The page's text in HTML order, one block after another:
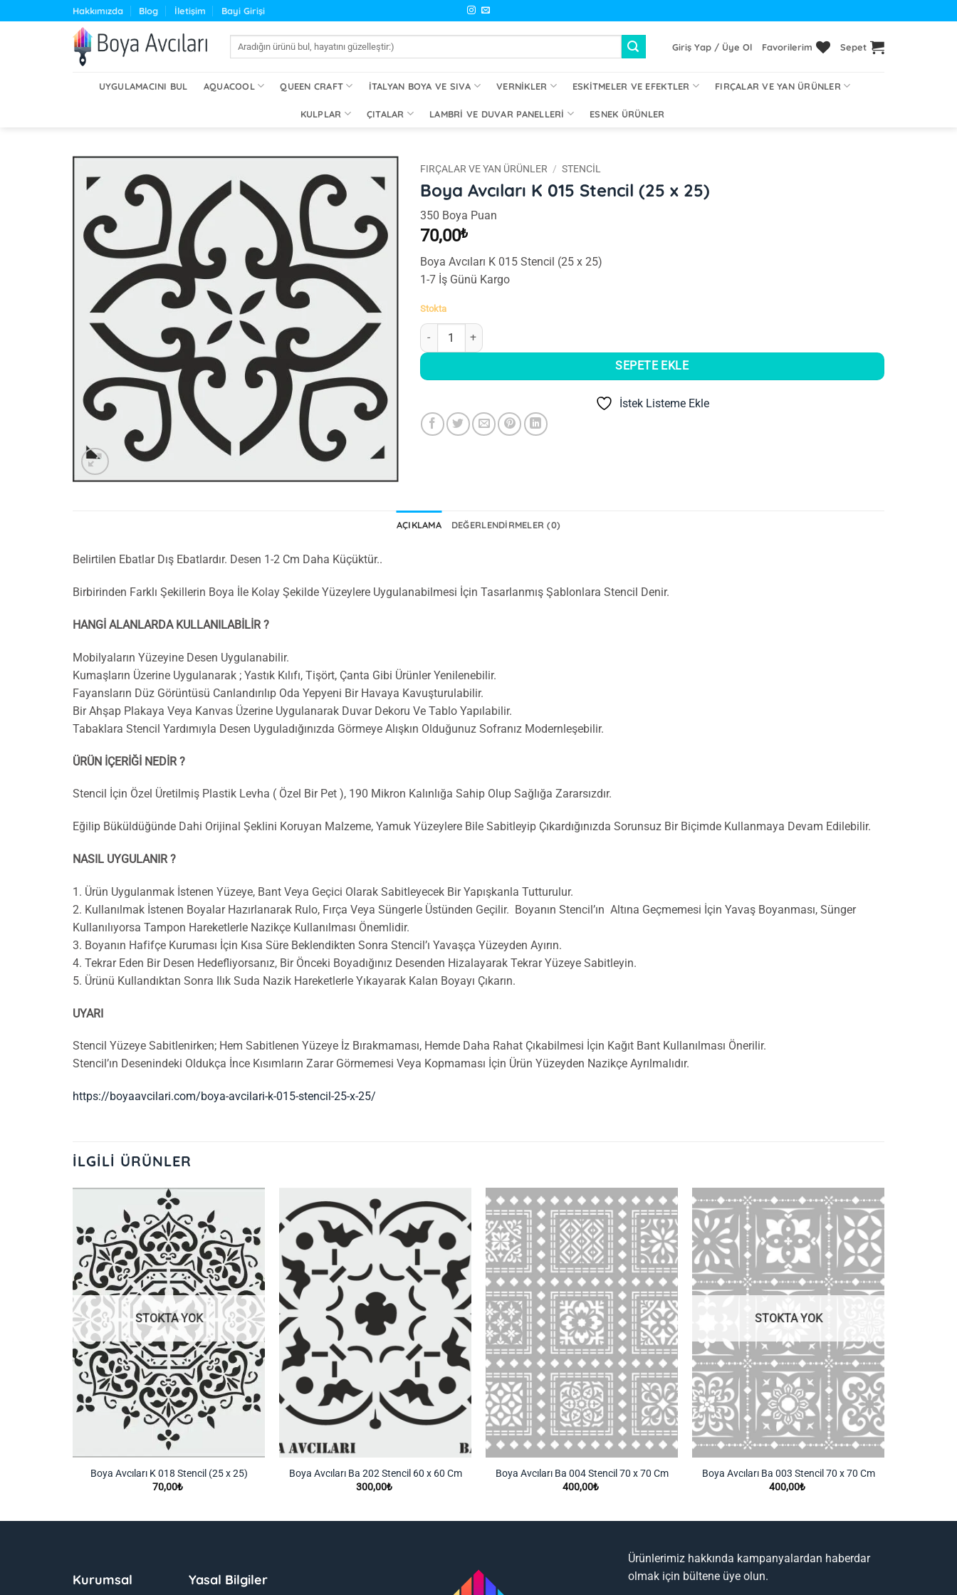
atla
Hakkımızda Blog İletişim Bayi Girişi
Giriş Yap / Üye Ol Favorilerim Sepet
UYGULAMACINI BUL AQUACOOL QUEEN CRAFT İTALYAN BOYA VE SIVA VERNIKLER ESKITMELER VE EFEKTLER FIRÇALAR VE YAN ÜRÜNLER
KULPLAR ÇITALAR LAMBRI VE DUVAR PANELLERI ESNEK ÜRÜNLER
Listeme
Ekle
FIRÇALAR VE YAN ÜRÜNLER / STENCIL
Boya Avcıları K 015 Stencil (25 x 25)
350 Boya Puan
70,00₺
Boya Avcıları K 015 Stencil (25 x 25)
1-7 İş Günü Kargo
Stokta
Boya Avcıları K 015 Stencil (25 x 25) adet
SEPETE EKLE
İstek Listeme Ekle
AÇIKLAMA DEĞERLENDIRMELER (0)
Belirtilen Ebatlar Dış Ebatlardır. Desen 1-2 Cm Daha Küçüktür..
Birbirinden Farklı Şekillerin Boya İle Kolay Şekilde Yüzeylere Uygulanabilmesi İçin Tasarlanmış Şablonlara Stencil Denir.
HANGİ ALANLARDA KULLANILABİLİR ?
Mobilyaların Yüzeyine Desen Uygulanabilir.
Kumaşların Üzerine Uygulanarak ; Yastık Kılıfı, Tişört, Çanta Gibi Ürünler Yenilenebilir.
Fayansların Düz Görüntüsü Canlandırılıp Oda Yepyeni Bir Havaya Kavuşturulabilir.
Bir Ahşap Plakaya Veya Kanvas Üzerine Uygulanarak Duvar Dekoru Ve Tablo Yapılabilir.
Tabaklara Stencil Yardımıyla Desen Uyguladığınızda Görmeye Alışkın Olduğunuz Sofranız Modernleşebilir.
ÜRÜN İÇERİĞİ NEDİR ?
Stencil İçin Özel Üretilmiş Plastik Levha ( Özel Bir Pet ), 190 Mikron Kalınlığa Sahip Olup Sağlığa Zararsızdır.
Eğilip Büküldüğünde Dahi Orijinal Şeklini Koruyan Malzeme, Yamuk Yüzeylere Bile Sabitleyip Çıkardığınızda Sorunsuz Bir Biçimde Kullanmaya Devam Edilebilir.
NASIL UYGULANIR ?
1. Ürün Uygulanmak İstenen Yüzeye, Bant Veya Geçici Olarak Sabitleyecek Bir Yapışkanla Tutturulur.
2. Kullanılmak İstenen Boyalar Hazırlanarak Rulo, Fırça Veya Süngerle Üstünden Geçilir. Boyanın Stencil’ın Altına Geçmemesi İçin Yavaş Boyanması, Sünger
Kullanılıyorsa Tampon Hareketlerle Nazikçe Kullanılması Önemlidir.
3. Boyanın Hafifçe Kuruması İçin Kısa Süre Beklendikten Sonra Stencil’ı Yavaşça Yüzeyden Ayırın.
4. Tekrar Eden Bir Desen Hedefliyorsanız, Bir Önceki Boyadığınız Desenden Hizalayarak Tekrar Yüzeye Sabitleyin.
5. Ürünü Kullandıktan Sonra Ilık Suda Nazik Hareketlerle Yıkayarak Kalan Boyayı Çıkarın.
UYARI
Stencil Yüzeye Sabitlenirken; Hem Sabitlenen Yüzeye İz Bırakmaması, Hemde Daha Rahat Çıkabilmesi İçin Kağıt Bant Kullanılması Önerilir.
Stencil’ın Desenindeki Oldukça İnce Kısımların Zarar Görmemesi Veya Kopmaması İçin Ürün Yüzeyden Nazikçe Ayrılmalıdır.
https://boyaavcilari.com/boya-avcilari-k-015-stencil-25-x-25/
İLGILI ÜRÜNLER
İstek
Listeme
Ekle
STOKTA YOK
Boya Avcıları K 018 Stencil (25 x 25)
70,00₺
Listeme
Ekle
Boya Avcıları Ba 202 Stencil 60 x 60 Cm
300,00₺
İstek
Listeme
Ekle
Boya Avcıları Ba 004 Stencil 70 x 70 Cm
400,00₺
İstek
Listeme
Ekle
STOKTA YOK
Boya Avcıları Ba 003 Stencil 70 x 70 Cm
400,00₺
Kurumsal Yasal Bilgiler
Ürünlerimiz hakkında kampanyalardan haberdar
olmak için bültene üye olun.